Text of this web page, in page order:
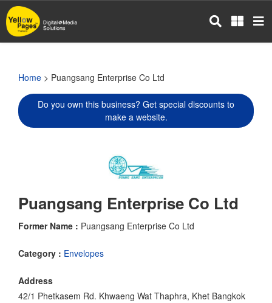
Skip
to
main
Home > Puangsang Enterprise Co Ltd
Do you own this business? Get special discounts to
make a website.
Puangsang Enterprise Co Ltd
Former Name : Puangsang Enterprise Co Ltd
Category : Envelopes
Address
42/1 Phetkasem Rd. Khwaeng Wat Thaphra, Khet Bangkok